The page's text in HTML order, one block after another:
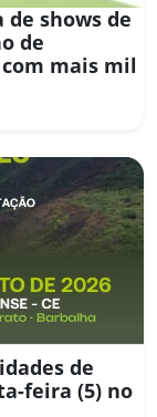
shows de
de
mais mil
de
feira (5) no